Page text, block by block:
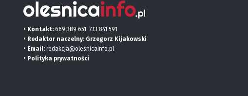
• Kontakt: 669 389 651 733 841 591
• Redaktor naczelny: Grzegorz Kijakowski
• Email: redakcja@olesnicainfo.pl
• Polityka prywatności